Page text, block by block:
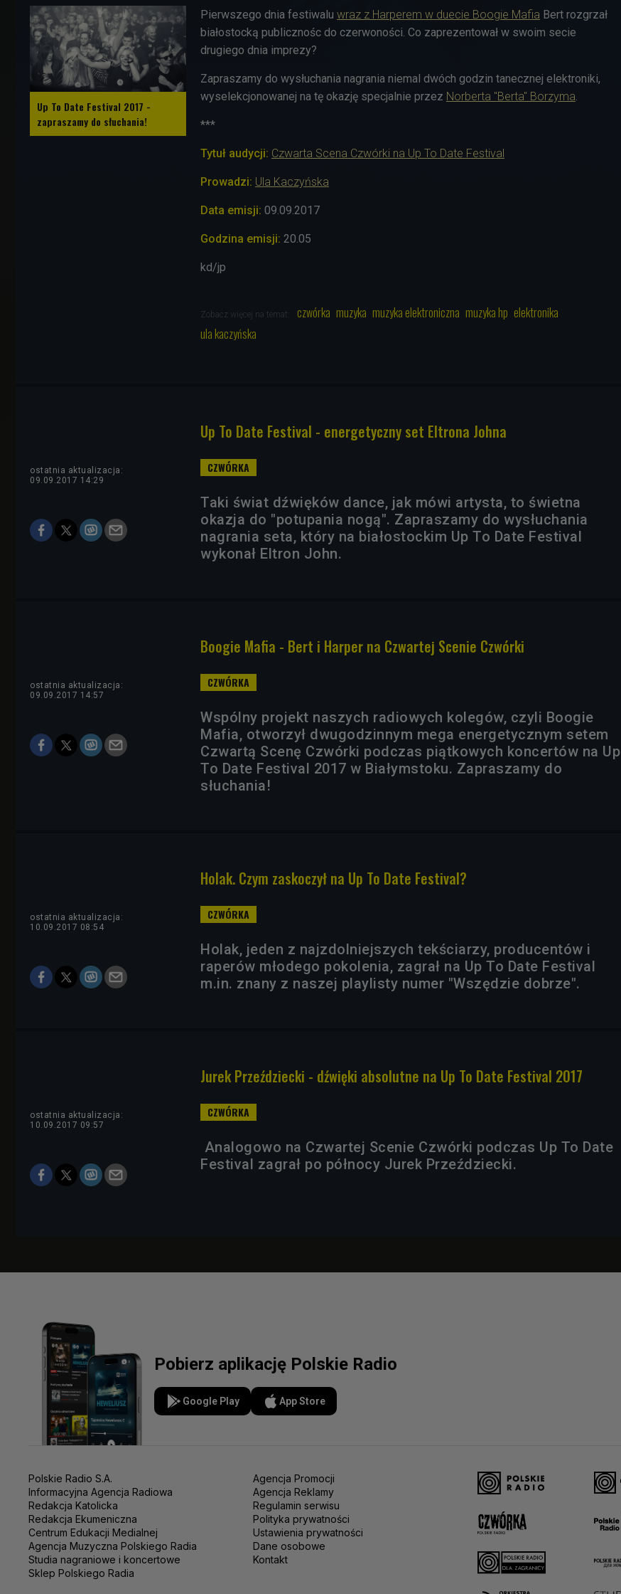
Up To Date Festival 2017 -
zapraszamy do słuchania!
Pierwszego dnia festiwalu wraz z Harperem w duecie Boogie Mafia Bert rozgrzał
białostocką publicznośc do czerwoności. Co zaprezentował w swoim secie
drugiego dnia imprezy?
Zapraszamy do wysłuchania nagrania niemal dwóch godzin tanecznej elektroniki,
wyselekcjonowanej na tę okazję specjalnie przez Norberta "Berta" Borzyma.
***
Tytuł audycji: Czwarta Scena Czwórki na Up To Date Festival
Prowadzi: Ula Kaczyńska
Data emisji: 09.09.2017
Godzina emisji: 20.05
kd/jp
Zobacz więcej na temat: czwórka muzyka muzyka elektroniczna muzyka hp elektronika
ula kaczyńska
Up To Date Festival - energetyczny set Eltrona Johna
ostatnia aktualizacja:
09.09.2017 14:29
Taki świat dźwięków dance, jak mówi artysta, to świetna
okazja do "potupania nogą". Zapraszamy do wysłuchania
nagrania seta, który na białostockim Up To Date Festival
wykonał Eltron John.
Boogie Mafia - Bert i Harper na Czwartej Scenie Czwórki
ostatnia aktualizacja:
09.09.2017 14:57
Wspólny projekt naszych radiowych kolegów, czyli Boogie
Mafia, otworzył dwugodzinnym mega energetycznym setem
Czwartą Scenę Czwórki podczas piątkowych koncertów na Up
To Date Festival 2017 w Białymstoku. Zapraszamy do
słuchania!
Holak. Czym zaskoczył na Up To Date Festival?
ostatnia aktualizacja:
10.09.2017 08:54
Holak, jeden z najzdolniejszych tekściarzy, producentów i
raperów młodego pokolenia, zagrał na Up To Date Festival
m.in. znany z naszej playlisty numer "Wszędzie dobrze".
Jurek Przeździecki - dźwięki absolutne na Up To Date Festival 2017
ostatnia aktualizacja:
10.09.2017 09:57
Analogowo na Czwartej Scenie Czwórki podczas Up To Date
Festival zagrał po północy Jurek Przeździecki.
Pobierz aplikację Polskie Radio
Google Play App Store
Polskie Radio S.A.
Informacyjna Agencja Radiowa
Redakcja Katolicka
Redakcja Ekumeniczna
Centrum Edukacji Medialnej
Agencja Muzyczna Polskiego Radia
Studia nagraniowe i koncertowe
Sklep Polskiego Radia
Agencja Promocji
Agencja Reklamy
Regulamin serwisu
Polityka prywatności
Ustawienia prywatności
Dane osobowe
Kontakt